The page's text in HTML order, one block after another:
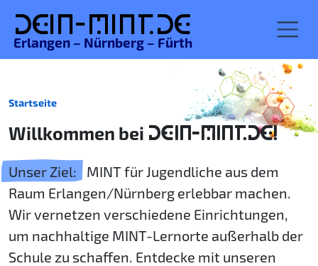
Dein-MINT.de
Erlangen – Nürnberg – Fürth
Startseite
Willkommen bei DEIN-MINT.DE!
Unser Ziel:
MINT für Jugendliche aus dem
Raum Erlangen/Nürnberg erlebbar machen.
Wir vernetzen verschiedene Einrichtungen,
um nachhaltige MINT-Lernorte außerhalb der
Schule zu schaffen. Entdecke mit unseren